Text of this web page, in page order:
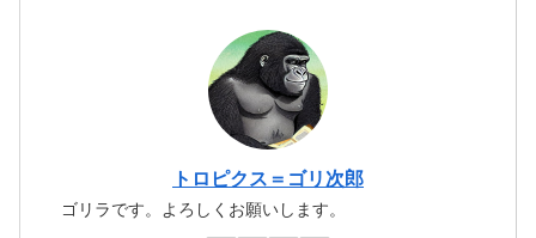
トロピクス＝ゴリ次郎
ゴリラです。よろしくお願いします。